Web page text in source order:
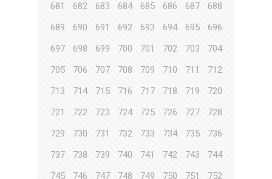
681
682 683 684 685 686 687
688
689
690 691 692 693 694 695
696
697
698 699 700 701 702 703
704
705
706 707 708 709 710 711
712
713
714 715 716 717 718 719
720
721
722 723 724 725 726 727
728
729
730 731 732 733 734 735
736
737
738 739 740 741 742 743
744
745
746 747 748 749 750 751
752